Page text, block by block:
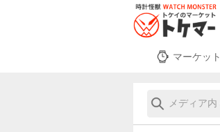
マーケット